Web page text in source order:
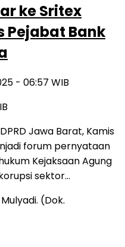
ke Sritex
Pejabat Bank
- 06:57 WIB
Jawa Barat, Kamis
forum pernyataan
Kejaksaan Agung
sektor…